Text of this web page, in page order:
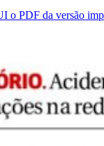
o PDF da versão